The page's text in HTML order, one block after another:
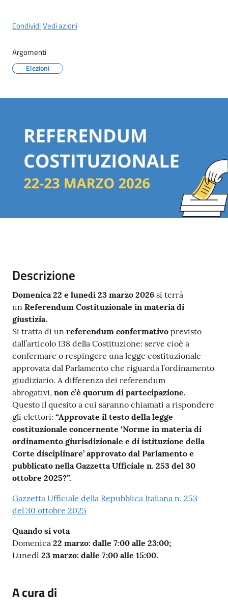
on-
Tutti
CondividiVedi azioni
Argomenti
Elezioni
Contenuto
Descrizione
Domenica 22 e lunedì 23 marzo 2026 si terrà
un Referendum Costituzionale in materia di
giustizia.
Si tratta di un referendum confermativo previsto
dall’articolo 138 della Costituzione: serve cioè a
confermare o respingere una legge costituzionale
approvata dal Parlamento che riguarda l’ordinamento
giudiziario. A differenza dei referendum
abrogativi, non c’è quorum di partecipazione.
Questo il quesito a cui saranno chiamati a rispondere
gli elettori: “Approvate il testo della legge
costituzionale concernente ‘Norme in materia di
ordinamento giurisdizionale e di istituzione della
Corte disciplinare’ approvato dal Parlamento e
pubblicato nella Gazzetta Ufficiale n. 253 del 30
ottobre 2025?”.
Gazzetta Ufficiale della Repubblica Italiana n. 253
del 30 ottobre 2025
Quando si vota
Domenica 22 marzo: dalle 7:00 alle 23:00;
Lunedì 23 marzo: dalle 7:00 alle 15:00.
A cura di